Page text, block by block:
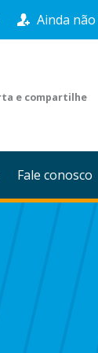
Ainda
e compartilhe
Fale conosco